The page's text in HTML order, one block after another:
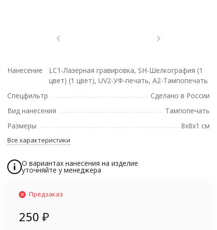
Нанесение
LC1-Лазерная гравировка, SH-Шелкография (1
цвет) (1 цвет), UV2-УФ-печать, A2-Тампопечать
Спецфильтр
Сделано в России
Вид нанесения
Тампопечать
Размеры
8х8х1 см
Все характеристики
О вариантах нанесения на изделие
уточняйте у менеджера
Предзаказ
250 ₽